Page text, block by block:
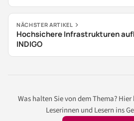
NÄCHSTER ARTIKEL
Hochsichere Infrastrukturen
INDIGO
Was halten Sie von dem Thema?
Leserinnen und Lesern ins